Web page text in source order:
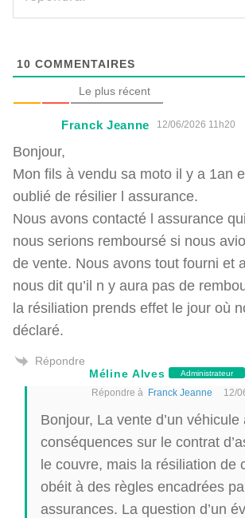
10 COMMENTAIRES
Le plus récent
Franck Jeanne 12/06/2026 11h20
Bonjour,
Mon fils à vendu sa moto il y a 1an
oublié de résilier l assurance.
Nous avons contacté l assurance
nous serions remboursé si nous
de vente. Nous avons tout fourni et
nous dit qu’il n y aura pas de
la résiliation prends effet le jour où
déclaré.
Répondre
Méline Alves
Administrateur
Répondre à Franck Jeanne 12/
Bonjour, La vente d’un véhicule
conséquences sur le contrat
le couvre, mais la résiliation de
obéit à des règles encadrées
assurances. La question d’un